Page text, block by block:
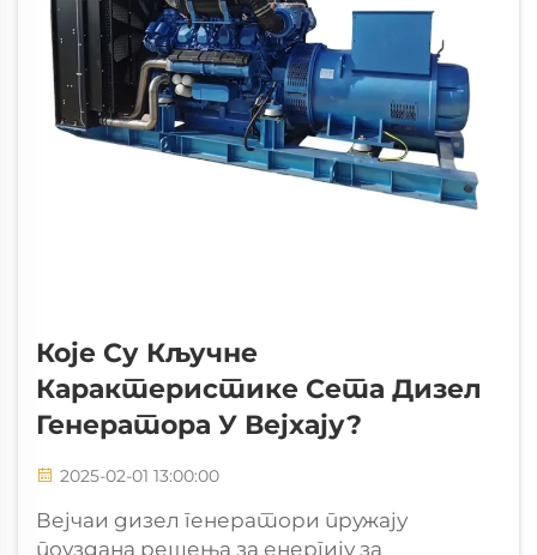
Које Су Кључне
Карактеристике Сета Дизел
Генератора У Вејхају?
2025-02-01 13:00:00
Вејчаи дизел генератори пружају
поуздана решења за енергију за